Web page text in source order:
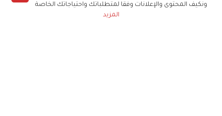
ونكيف المحتوى والإعلانات وفقا لمتطلباتك واحتياجاتك الخاصة
المزيد